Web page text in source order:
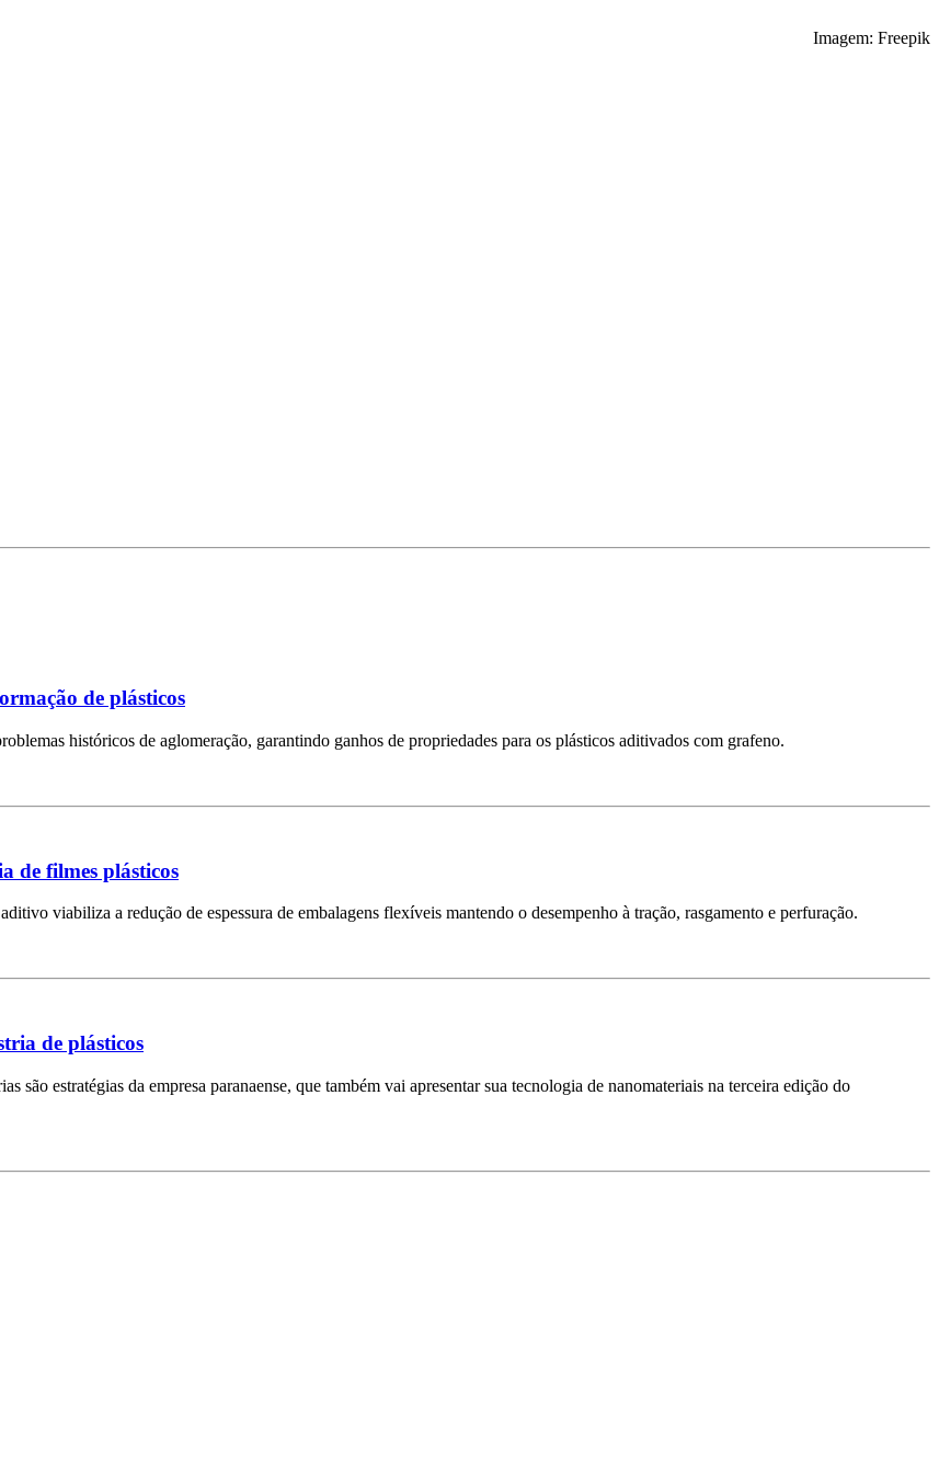
Imagem: Freepik
de plásticos
históricos de aglomeração, garantindo ganhos de propriedades para os plásticos aditivados com grafeno.
de filmes plásticos
viabiliza a redução de espessura de embalagens flexíveis mantendo o desempenho à tração, rasgamento e perfuração.
de plásticos
são estratégias da empresa paranaense, que também vai apresentar sua tecnologia de nanomateriais na terceira edição do